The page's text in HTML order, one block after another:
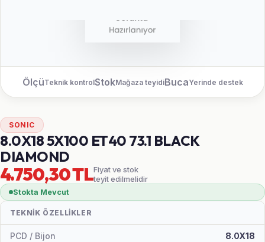
ÖlçüTeknik kontrolStokMağaza teyidiBucaYerinde destek
SONIC
8.0X18 5X100 ET40 73.1 BLACK
DIAMOND
4.750,30 TLFiyat ve stok
teyit edilmelidir
Stokta Mevcut
TEKNIK ÖZELLIKLER
PCD / Bijon 8.0X18